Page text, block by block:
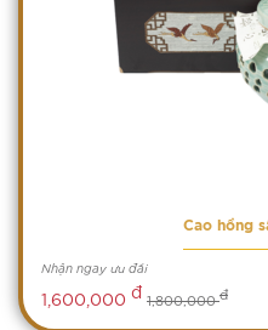
Cao hồng
Nhận ngay ưu đãi
1,600,000 đ 1,800,000đ